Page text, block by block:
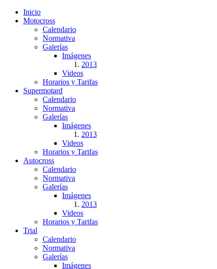
Inicio
Motocross
Calendario
Normativa
Galerías
Imágenes
2013
Videos
Horarios y Tarifas
Supermotard
Calendario
Normativa
Galerías
Imágenes
2013
Videos
Horarios y Tarifas
Autocross
Calendario
Normativa
Galerías
Imágenes
2013
Videos
Horarios y Tarifas
Trial
Calendario
Normativa
Galerías
Imágenes